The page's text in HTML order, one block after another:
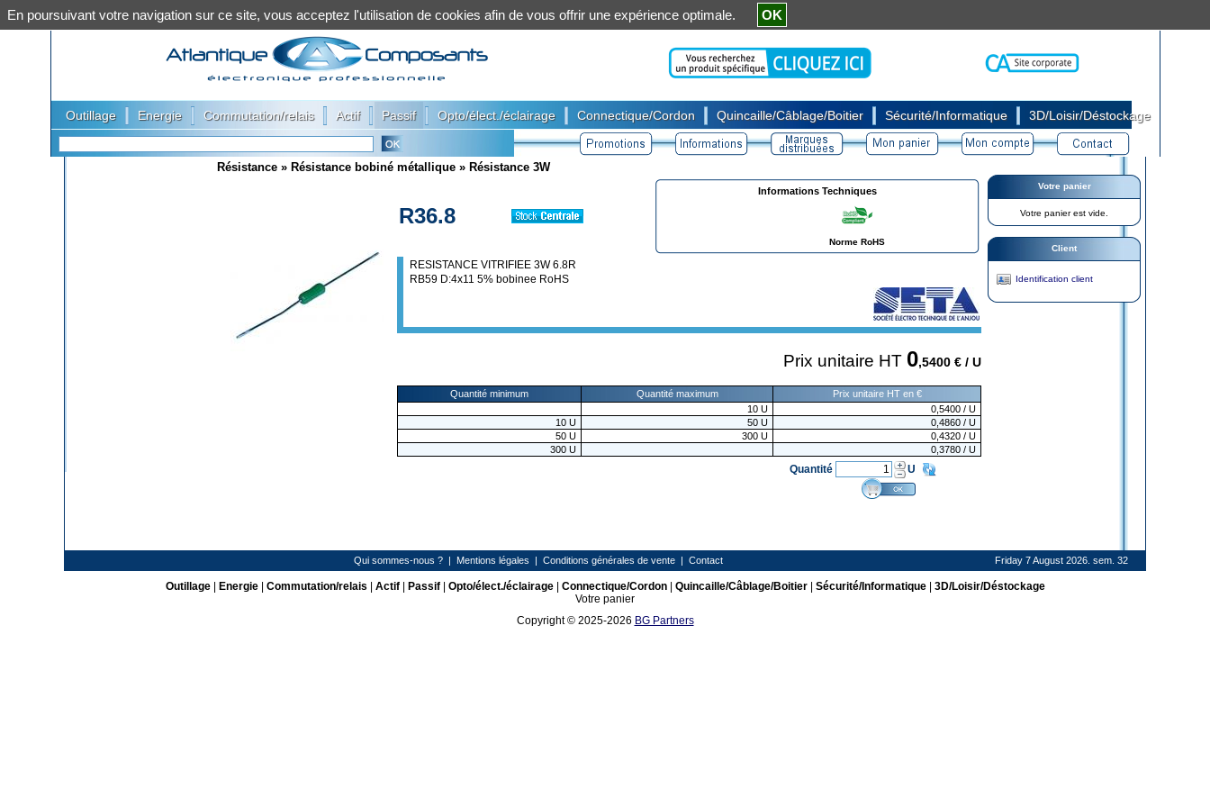
Outillage Energie Commutation/relais Actif Passif Opto/élect./éclairage Connectique/Cordon Quincaille/Câblage/Boitier Sécurité/Informatique 3D/Loisir/Déstockage
Résistance » Résistance bobiné métallique » Résistance 3W
R36.8
Informations Techniques
Norme RoHS
RESISTANCE VITRIFIEE 3W 6.8R
RB59 D:4x11 5% bobinee RoHS
Prix unitaire HT 0,5400 € / U
Quantité minimum Quantité maximum
Prix unitaire HT en €
10 U 0,5400 / U
10 U 50 U 0,4860 / U
50 U 300 U 0,4320 / U
300 U 0,3780 / U
Quantité U
Votre panier
Votre panier est vide.
Client
Identification client
Qui sommes-nous ? | Mentions légales | Conditions générales de vente | Contact Friday 7 August 2026. sem. 32
Outillage| Energie| Commutation/relais Actif| Passif| Opto/élect./éclairage| Connectique/Cordon| Quincaille/Câblage/Boitier| Sécurité/Informatique| 3D/Loisir/Déstockage
Votre panier
Copyright © 2025-2026 BG Partners
En poursuivant votre navigation sur ce site, vous acceptez l'utilisation de cookies afin de vous offrir une expérience optimale. OK